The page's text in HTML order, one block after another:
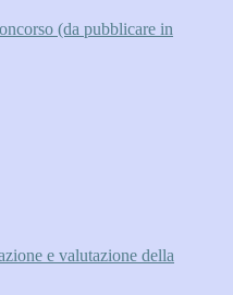
(da pubblicare in
e valutazione della